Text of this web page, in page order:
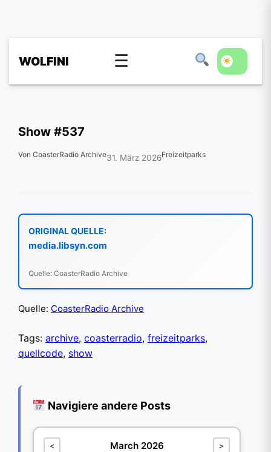
WOLFINI ☰
Show #537
Von CoasterRadio Archive31. März 2026Freizeitparks
ORIGINAL QUELLE:
media.libsyn.com
Quelle: CoasterRadio Archive
Quelle: CoasterRadio Archive
Tags: archive, coasterradio, freizeitparks,
quellcode, show
Navigiere andere Posts
< March 2026 >